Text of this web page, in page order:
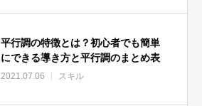
平行調の特徴とは？初心者でも簡単
にできる導き方と平行調のまとめ表
2021.07.06 スキル